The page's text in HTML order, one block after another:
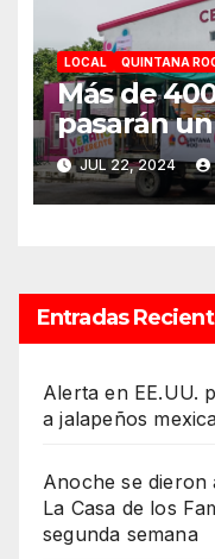
LOCAL QUINTANA
Más de
pasarán
Mara
JUL 22, 2024
Entradas
Alerta en EE.UU.
a jalapeños
Anoche se dieron
La Casa de los
segunda semana